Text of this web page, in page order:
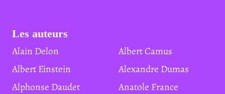
Les auteurs
Alain Delon
Albert Camus
Albert Einstein
Alexandre Dumas
Alphonse Daudet
Anatole France